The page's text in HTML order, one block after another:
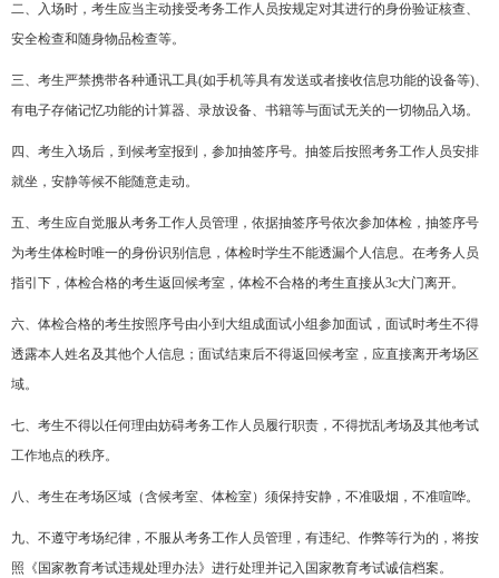
二、入场时，考生应当主动接受考务工作人员按规定对其进行的身份验证核查、
安全检查和随身物品检查等。
三、考生严禁携带各种通讯工具(如手机等具有发送或者接收信息功能的设备等)、
有电子存储记忆功能的计算器、录放设备、书籍等与面试无关的一切物品入场。
四、考生入场后，到候考室报到，参加抽签序号。抽签后按照考务工作人员安排
就坐，安静等候不能随意走动。
五、考生应自觉服从考务工作人员管理，依据抽签序号依次参加体检，抽签序号
为考生体检时唯一的身份识别信息，体检时学生不能透漏个人信息。在考务人员
指引下，体检合格的考生返回候考室，体检不合格的考生直接从3c大门离开。
六、体检合格的考生按照序号由小到大组成面试小组参加面试，面试时考生不得
透露本人姓名及其他个人信息；面试结束后不得返回候考室，应直接离开考场区
域。
七、考生不得以任何理由妨碍考务工作人员履行职责，不得扰乱考场及其他考试
工作地点的秩序。
八、考生在考场区域（含候考室、体检室）须保持安静，不准吸烟，不准喧哗。
九、不遵守考场纪律，不服从考务工作人员管理，有违纪、作弊等行为的，将按
照《国家教育考试违规处理办法》进行处理并记入国家教育考试诚信档案。